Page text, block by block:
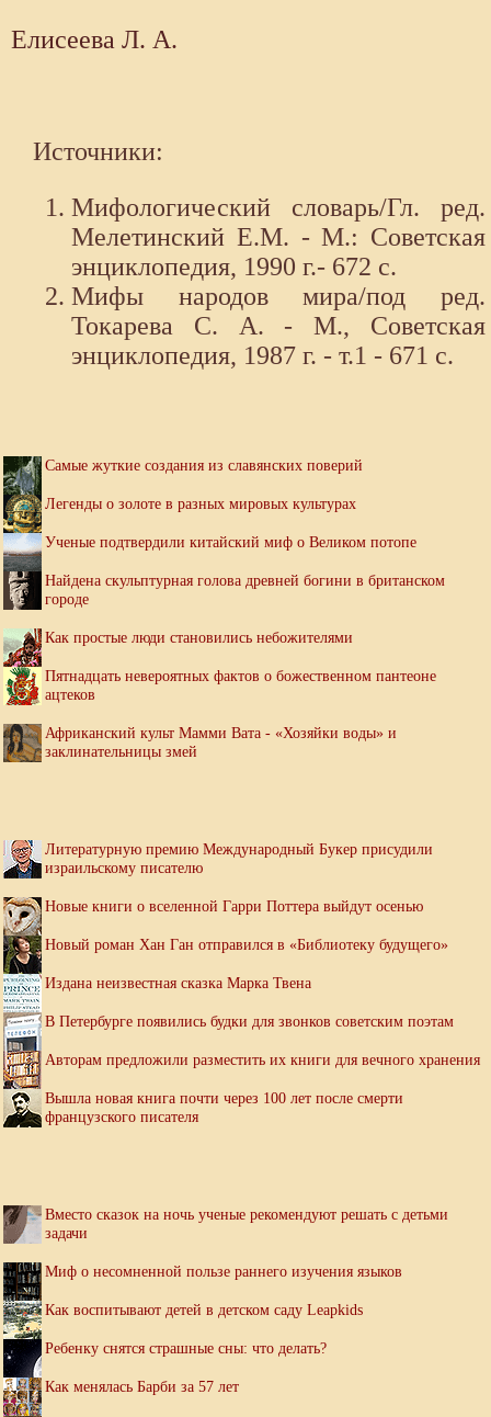
Елисеева Л. А.
Источники:
Мифологический словарь/Гл. ред.
Мелетинский Е.М. - М.: Советская
энциклопедия, 1990 г.- 672 с.
Мифы народов мира/под ред.
Токарева С. А. - М., Советская
энциклопедия, 1987 г. - т.1 - 671 с.
Самые жуткие создания из славянских поверий
Легенды о золоте в разных мировых культурах
Ученые подтвердили китайский миф о Великом потопе
Найдена скульптурная голова древней богини в британском
городе
Как простые люди становились небожителями
Пятнадцать невероятных фактов о божественном пантеоне
ацтеков
Африканский культ Мамми Вата - «Хозяйки воды» и
заклинательницы змей
Литературную премию Международный Букер присудили
израильскому писателю
Новые книги о вселенной Гарри Поттера выйдут осенью
Новый роман Хан Ган отправился в «Библиотеку будущего»
Издана неизвестная сказка Марка Твена
В Петербурге появились будки для звонков советским поэтам
Авторам предложили разместить их книги для вечного хранения
Вышла новая книга почти через 100 лет после смерти
французского писателя
Вместо сказок на ночь ученые рекомендуют решать с детьми
задачи
Миф о несомненной пользе раннего изучения языков
Как воспитывают детей в детском саду Leapkids
Ребенку снятся страшные сны: что делать?
Как менялась Барби за 57 лет